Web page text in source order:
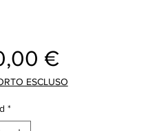
€Precio
ESCLUSO
*